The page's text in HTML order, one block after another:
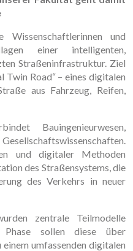
und
einer intelligenten,
Straßeninfrastruktur. Ziel
Twin Road“ – eines digitalen
aus Fahrzeug, Reifen,
Bauingenieurwesen,
und digitaler Methoden
des Straßensystems, die
des Verkehrs in neuer
zentrale Teilmodelle
sollen diese über
umfassenden digitalen